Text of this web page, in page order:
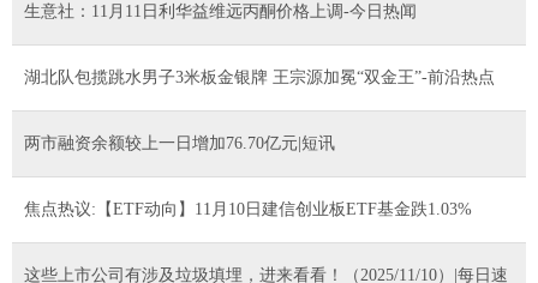
生意社：11月11日利华益维远丙酮价格上调-今日热闻
湖北队包揽跳水男子3米板金银牌 王宗源加冕“双金王”-前沿热点
两市融资余额较上一日增加76.70亿元|短讯
焦点热议:【ETF动向】11月10日建信创业板ETF基金跌1.03%
这些上市公司有涉及垃圾填埋，进来看看！（2025/11/10）|每日速